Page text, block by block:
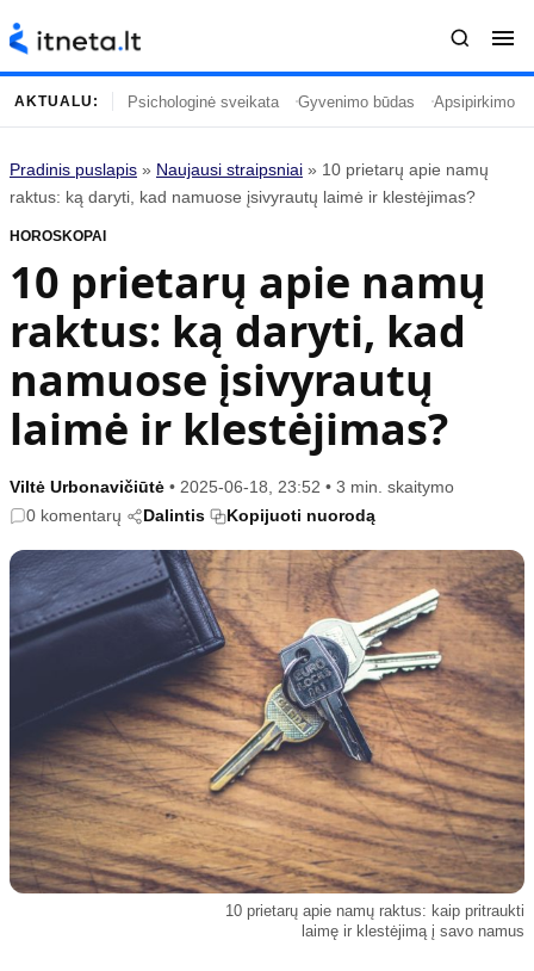
Turinys
Naujausi straipsniai
Gyvenimas
Įdomybės
Mada
Mokslas
Namai ir interjeras
Temos
Kulinarija
Technologijos
Gyvenimo būdas
Vasaros mada
Tėvai ir vaikai
Populiaru
Sodas ir daržas
Sveikata ir grožis
Psichologinė sveikata
Tvari mada
Informacija
Klaidų taisymo politika
Naudojimo sąlygos
Privatumo politika
Reklamos politika
Slapukų politika
Redakcija
Apie mus
Autoriai
AKTUALU: Psichologinė sveikata Gyvenimo būdas Apsipirkimo
Pradinis puslapis » Naujausi straipsniai » 10 prietarų apie namų
raktus: ką daryti, kad namuose įsivyrautų laimė ir klestėjimas?
HOROSKOPAI
10 prietarų apie namų
raktus: ką daryti, kad
namuose įsivyrautų
laimė ir klestėjimas?
Viltė Urbonavičiūtė • 2025-06-18, 23:52 • 3 min. skaitymo
0 komentarų
Dalintis Kopijuoti nuorodą
10 prietarų apie namų raktus: kaip pritraukti
laimę ir klestėjimą į savo namus